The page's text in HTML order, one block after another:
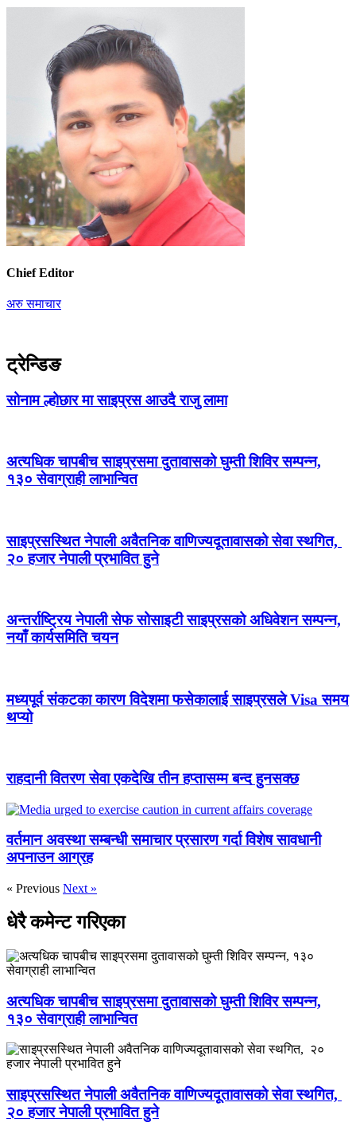
Chief Editor
अरु समाचार
ट्रेन्डिङ
सोनाम ल्होछार मा साइप्रस आउदै राजु लामा
अत्यधिक चापबीच साइप्रसमा दुतावासको घुम्ती शिविर सम्पन्न,
१३० सेवाग्राही लाभान्वित
साइप्रसस्थित नेपाली अवैतनिक वाणिज्यदूतावासको सेवा स्थगित,
२० हजार नेपाली प्रभावित हुने
अन्तर्राष्ट्रिय नेपाली सेफ सोसाइटी साइप्रसको अधिवेशन सम्पन्न,
नयाँ कार्यसमिति चयन
मध्यपूर्व संकटका कारण विदेशमा फसेकालाई साइप्रसले Visa समय
थप्यो
राहदानी वितरण सेवा एकदेखि तीन हप्तासम्म बन्द हुनसक्छ
वर्तमान अवस्था सम्बन्धी समाचार प्रसारण गर्दा विशेष सावधानी
अपनाउन आग्रह
« Previous Next »
धेरै कमेन्ट गरिएका
अत्यधिक चापबीच साइप्रसमा दुतावासको घुम्ती शिविर सम्पन्न,
१३० सेवाग्राही लाभान्वित
साइप्रसस्थित नेपाली अवैतनिक वाणिज्यदूतावासको सेवा स्थगित,
२० हजार नेपाली प्रभावित हुने